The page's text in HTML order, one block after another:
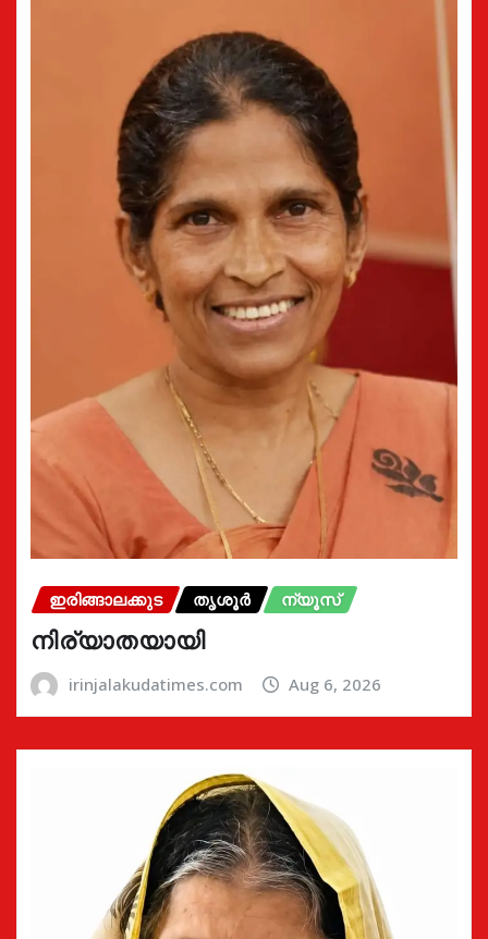
ഇരിങ്ങാലക്കുട തൃശൂർ ന്യൂസ്
നിര്യാതയായി
irinjalakudatimes.com Aug 6, 2026